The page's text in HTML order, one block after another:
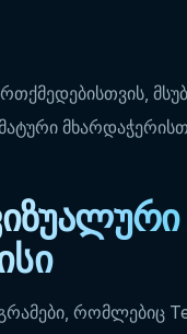
რომლებიც